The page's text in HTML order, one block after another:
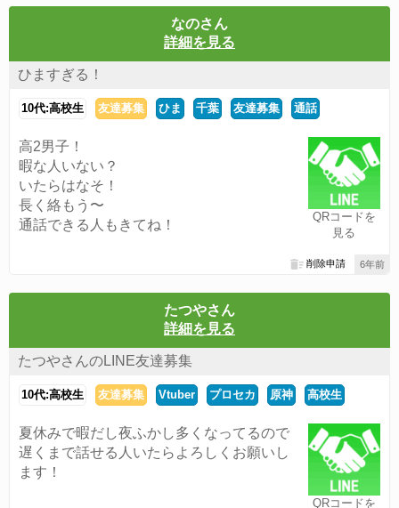
なのさん
詳細を見る
ひますぎる！
10代:高校生 友達募集 ひま 千葉 友達募集 通話
QRコードを
見る
高2男子！
暇な人いない？
いたらはなそ！
長く絡もう〜
通話できる人もきてね！
6年前
削除申請
たつやさん
詳細を見る
たつやさんのLINE友達募集
10代:高校生 友達募集 Vtuber プロセカ 原神 高校生
QRコードを
夏休みで暇だし夜ふかし多くなってるので
遅くまで話せる人いたらよろしくお願いし
ます！